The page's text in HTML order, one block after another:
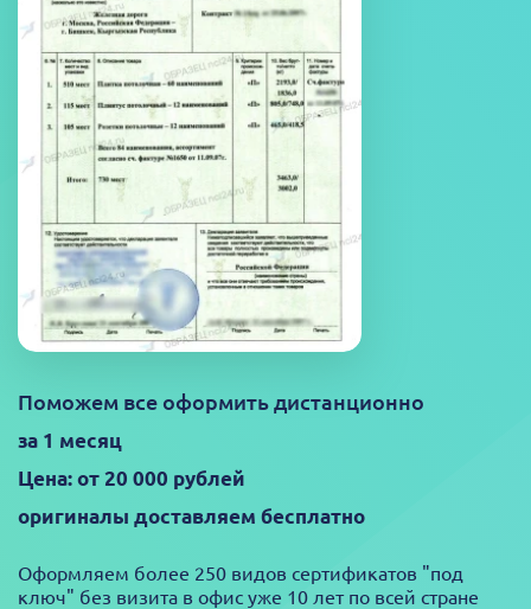
Поможем все оформить дистанционно
за 1 месяц
Цена: от 20 000 рублей
оригиналы доставляем бесплатно
Оформляем более 250 видов сертификатов "под
ключ" без визита в офис уже 10 лет по всей стране